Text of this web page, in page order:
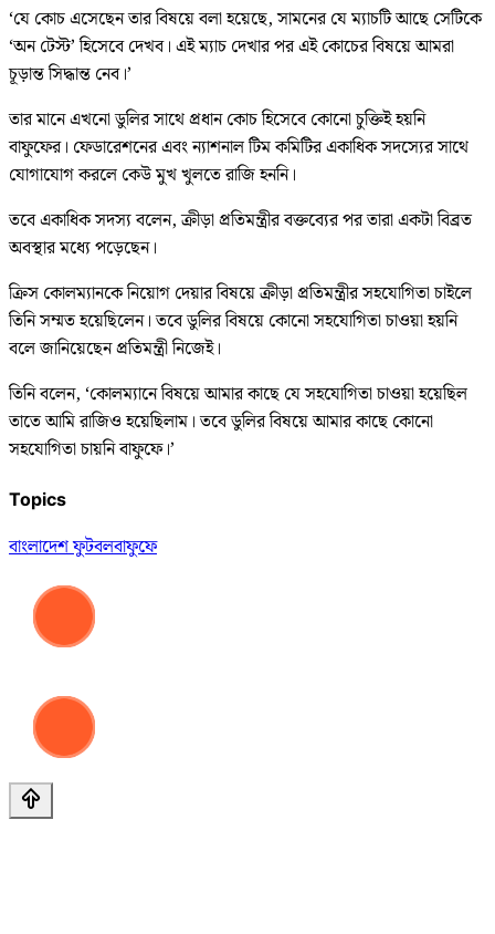
‘যে কোচ এসেছেন তার বিষয়ে বলা হয়েছে, সামনের যে ম্যাচটি আছে সেটিকে
‘অন টেস্ট’ হিসেবে দেখব। এই ম্যাচ দেখার পর এই কোচের বিষয়ে আমরা
চূড়ান্ত সিদ্ধান্ত নেব।’
তার মানে এখনো ডুলির সাথে প্রধান কোচ হিসেবে কোনো চুক্তিই হয়নি
বাফুফের। ফেডারেশনের এবং ন্যাশনাল টিম কমিটির একাধিক সদস্যের সাথে
যোগাযোগ করলে কেউ মুখ খুলতে রাজি হননি।
তবে একাধিক সদস্য বলেন, ক্রীড়া প্রতিমন্ত্রীর বক্তব্যের পর তারা একটা বিব্রত
অবস্থার মধ্যে পড়েছেন।
ক্রিস কোলম্যানকে নিয়োগ দেয়ার বিষয়ে ক্রীড়া প্রতিমন্ত্রীর সহযোগিতা চাইলে
তিনি সম্মত হয়েছিলেন। তবে ডুলির বিষয়ে কোনো সহযোগিতা চাওয়া হয়নি
বলে জানিয়েছেন প্রতিমন্ত্রী নিজেই।
তিনি বলেন, ‘কোলম্যানে বিষয়ে আমার কাছে যে সহযোগিতা চাওয়া হয়েছিল
তাতে আমি রাজিও হয়েছিলাম। তবে ডুলির বিষয়ে আমার কাছে কোনো
সহযোগিতা চায়নি বাফুফে।’
Topics
বাংলাদেশ ফুটবলবাফুফে